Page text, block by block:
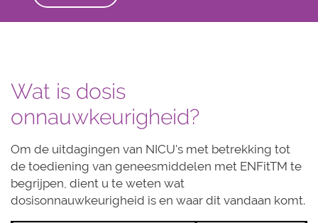
Wat is dosis
onnauwkeurigheid?
Om de uitdagingen van NICU's met betrekking tot
de toediening van geneesmiddelen met ENFitTM te
begrijpen, dient u te weten wat
dosisonnauwkeurigheid is en waar dit vandaan komt.